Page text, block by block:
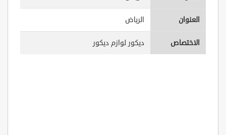
العنوان الرياض
الاختصاص ديكور لوازم ديكور